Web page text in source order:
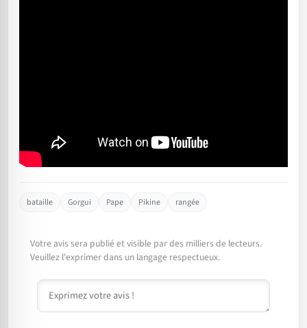
bataille Gorgui Pape Pikine rangée
Votre avis sera publié et visible par des milliers de lecteurs.
Veuillez l'exprimer dans un langage respectueux.
Commentaire